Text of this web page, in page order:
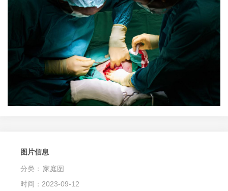
图片信息
分类： 家庭图
时间：2023-09-12